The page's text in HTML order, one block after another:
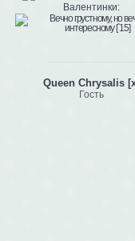
Валентинки:
Queen Chrysalis
Гость